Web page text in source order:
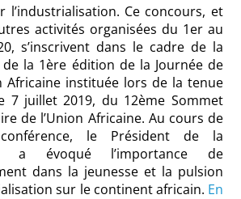
l’industrialisation. Ce concours, et
activités organisées du 1er au
s’inscrivent dans le cadre de la
la 1ère édition de la Journée de
Africaine instituée lors de la tenue
7 juillet 2019, du 12ème Sommet
de l’Union Africaine. Au cours de
le Président de la
a évoqué l’importance de
dans la jeunesse et la pulsion
sur le continent africain. En